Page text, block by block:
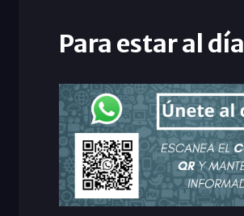
Para estar al día